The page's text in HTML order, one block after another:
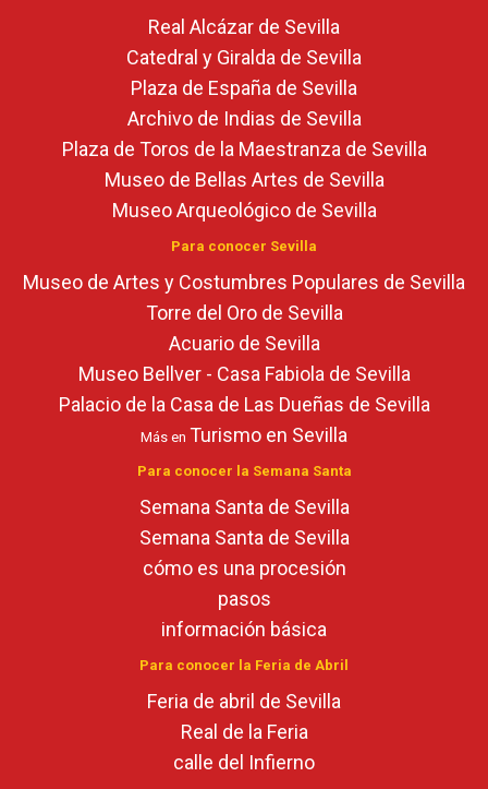
Real Alcázar de Sevilla
Catedral y Giralda de Sevilla
Plaza de España de Sevilla
Archivo de Indias de Sevilla
Plaza de Toros de la Maestranza de Sevilla
Museo de Bellas Artes de Sevilla
Museo Arqueológico de Sevilla
Para conocer Sevilla
Museo de Artes y Costumbres Populares de Sevilla
Torre del Oro de Sevilla
Acuario de Sevilla
Museo Bellver - Casa Fabiola de Sevilla
Palacio de la Casa de Las Dueñas de Sevilla
Más en Turismo en Sevilla
Para conocer la Semana Santa
Semana Santa de Sevilla
Semana Santa de Sevilla
cómo es una procesión
pasos
información básica
Para conocer la Feria de Abril
Feria de abril de Sevilla
Real de la Feria
calle del Infierno